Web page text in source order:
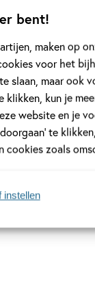
bent!
maken op
voor het
slaan, maar ook
klikken, kun je
website en je
doorgaan’ te
cookies zoals
instellen